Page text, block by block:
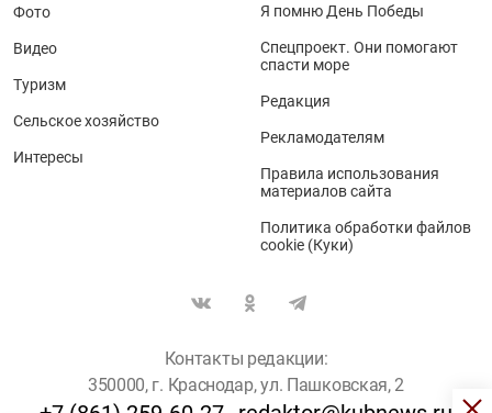
Фото
Видео
Туризм
Сельское хозяйство
Интересы
Я помню День Победы
Спецпроект. Они помогают
спасти море
Редакция
Рекламодателям
Правила использования
материалов сайта
Политика обработки файлов
cookie (Куки)
Контакты редакции:
350000, г. Краснодар, ул. Пашковская, 2